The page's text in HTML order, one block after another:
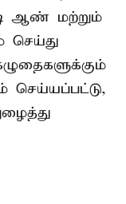
ஆண் மற்றும்
செய்து